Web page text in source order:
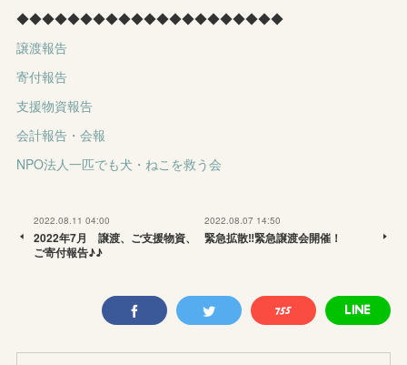
◆◆◆◆◆◆◆◆◆◆◆◆◆◆◆◆◆◆◆◆◆
譲渡報告
寄付報告
支援物資報告
会計報告・会報
NPO法人一匹でも犬・ねこを救う会
2022.08.11 04:00
2022年7月 譲渡、ご支援物資、
ご寄付報告♪♪
2022.08.07 14:50
緊急拡散‼️緊急譲渡会開催！